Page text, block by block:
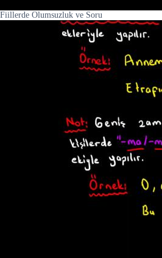
Fiillerde Olumsuzluk ve Soru